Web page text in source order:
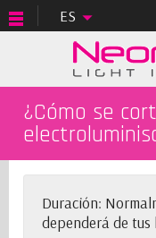
ES
¿Cómo se
Duración:
dependerá de tus